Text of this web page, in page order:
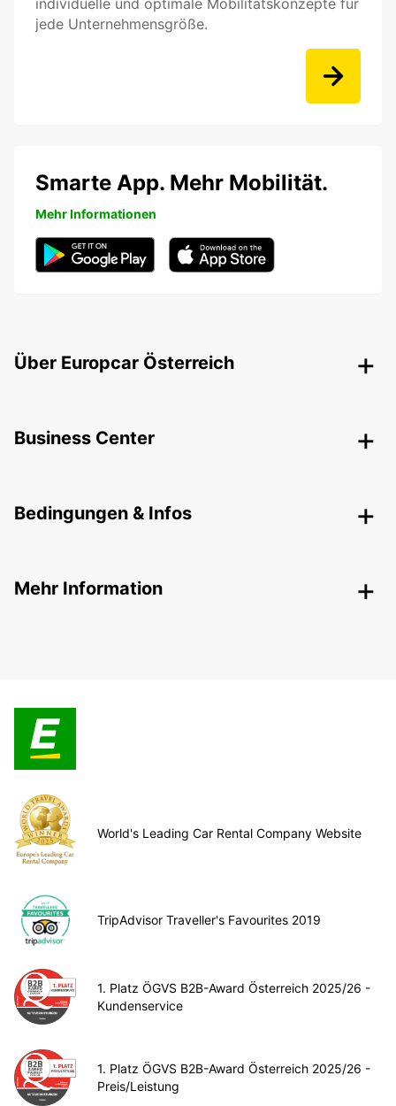
individuelle und optimale Mobilitätskonzepte für
jede Unternehmensgröße.
Smarte App. Mehr Mobilität.
Mehr Informationen
Über Europcar Österreich
Business Center
Bedingungen & Infos
Mehr Information
World's Leading Car Rental Company Website
TripAdvisor Traveller's Favourites 2019
1. Platz ÖGVS B2B-Award Österreich 2025/26 -
Kundenservice
1. Platz ÖGVS B2B-Award Österreich 2025/26 -
Preis/Leistung